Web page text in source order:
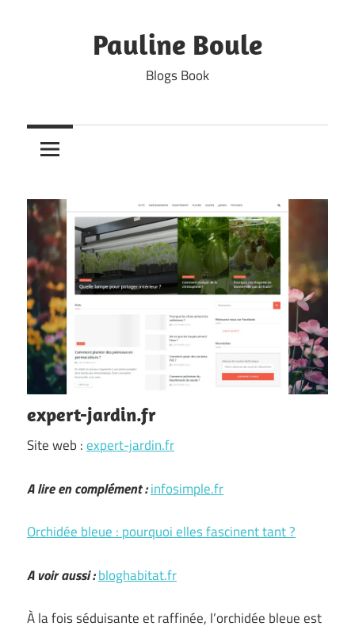
Pauline Boule
Blogs Book
expert-jardin.fr
Site web :expert-jardin.fr
A lire en complément :infosimple.fr
Orchidée bleue : pourquoi elles fascinent tant ?
A voir aussi :bloghabitat.fr
À la fois séduisante et raffinée, l’orchidée bleue est